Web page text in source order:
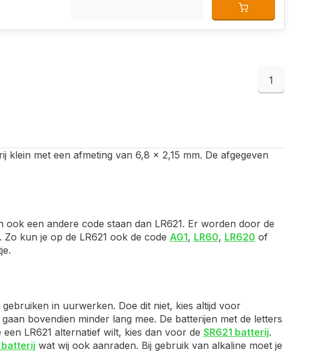
1
klein met een afmeting van 6,8 x 2,15 mm. De afgegeven
een andere code staan dan LR621. Er worden door de
kun je op de LR621 ook de code AG1, LR60, LR620 of
in uurwerken. Doe dit niet, kies altijd voor
bovendien minder lang mee. De batterijen met de letters
LR621 alternatief wilt, kies dan voor de SR621 batterij.
wat wij ook aanraden. Bij gebruik van alkaline moet je